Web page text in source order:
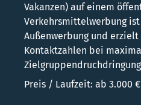
Vakanzen) auf einem
Verkehrsmittelwerbung
Außenwerbung und
Kontaktzahlen bei
Preis / Laufzeit: ab 3.000